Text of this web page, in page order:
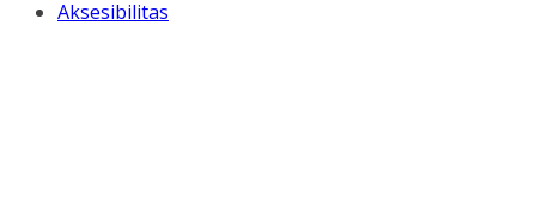
Aksesibilitas